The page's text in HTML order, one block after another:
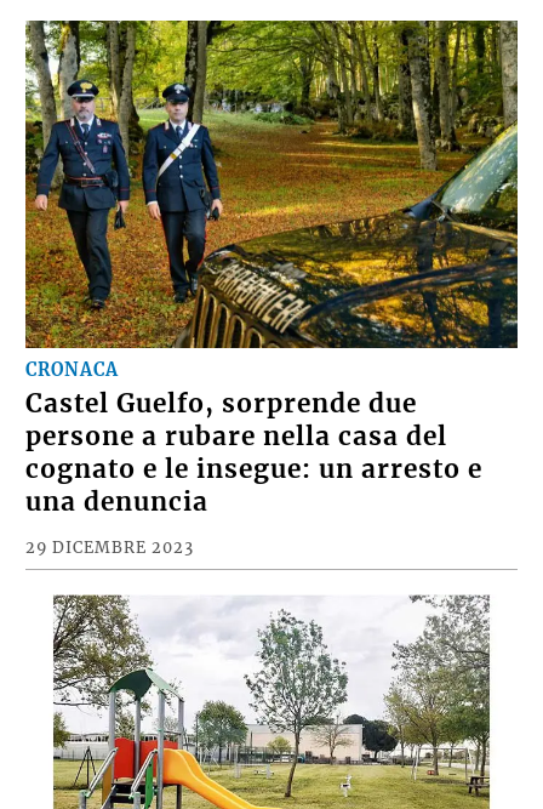
CRONACA
Castel Guelfo, sorprende due
persone a rubare nella casa del
cognato e le insegue: un arresto e
una denuncia
29 DICEMBRE 2023